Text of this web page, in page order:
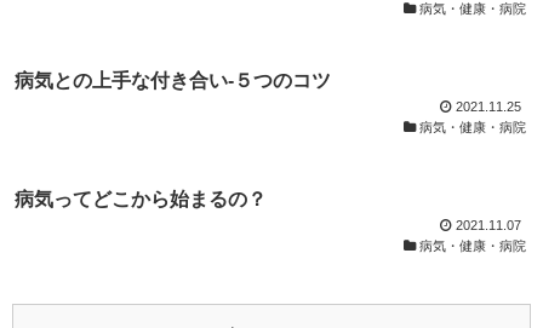
病気・健康・病院
病気との上手な付き合い-５つのコツ
2021.11.25
病気・健康・病院
病気ってどこから始まるの？
2021.11.07
病気・健康・病院